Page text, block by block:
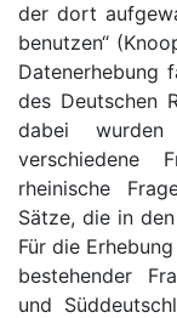
der dort
benutzen“
Datenerhebung
des Deutschen
dabei wurden
verschiedene
rheinische
Sätze, die in
Für die
bestehender
und